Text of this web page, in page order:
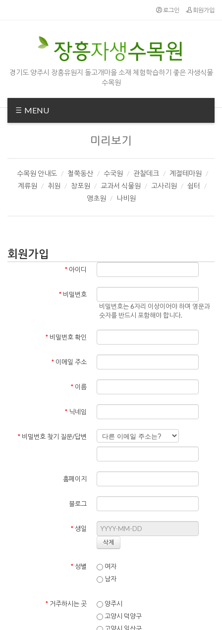
로그인 회원가입
경기도 양주시 장흥유원지 돌고개마을 소재 체험학습하기 좋은 자생식물
수목원
MENU
미리보기
수목원 안내도 철쭉동산 수국원 관찰데크
계절테마원
계류원
취원 창포원 교과서 식물원 고사리원
쉼터
앵초원
나비원
회원가입
* 아이디
* 비밀번호
비밀번호는 6자리 이상이어야 하며 영문과
숫자를 반드시 포함해야 합니다.
* 비밀번호 확인
* 이메일 주소
* 이름
* 닉네임
* 비밀번호 찾기 질문/답변
홈페이지
블로그
* 생일
* 성별
여자
남자
* 거주하시는 곳
양주시
고양시 덕양구